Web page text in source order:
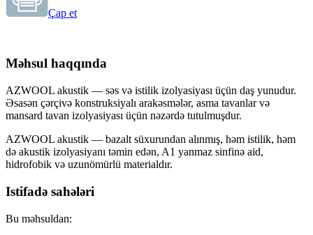
Çap et
Məhsul haqqında
AZWOOL akustik — səs və istilik izolyasiyası üçün daş yunudur.
Əsasən çərçivə konstruksiyalı arakəsmələr, asma tavanlar və
mansard tavan izolyasiyası üçün nəzərdə tutulmuşdur.
AZWOOL akustik — bazalt süxurundan alınmış, həm istilik, həm
də akustik izolyasiyanı təmin edən, A1 yanmaz sinfinə aid,
hidrofobik və uzunömürlü materialdır.
Istifadə sahələri
Bu məhsuldan: